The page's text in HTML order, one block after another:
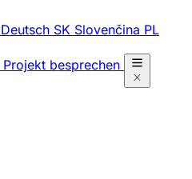
Deutsch SK Slovenčina PL
Projekt besprechen